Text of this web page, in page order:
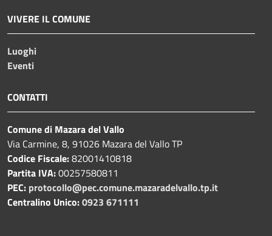
VIVERE IL COMUNE
Luoghi
Eventi
CONTATTI
Comune di Mazara del Vallo
Via Carmine, 8, 91026 Mazara del Vallo TP
Codice Fiscale:82001410818
Partita IVA:00257580811
PEC: protocollo@pec.comune.mazaradelvallo.tp.it
Centralino Unico:0923 671111